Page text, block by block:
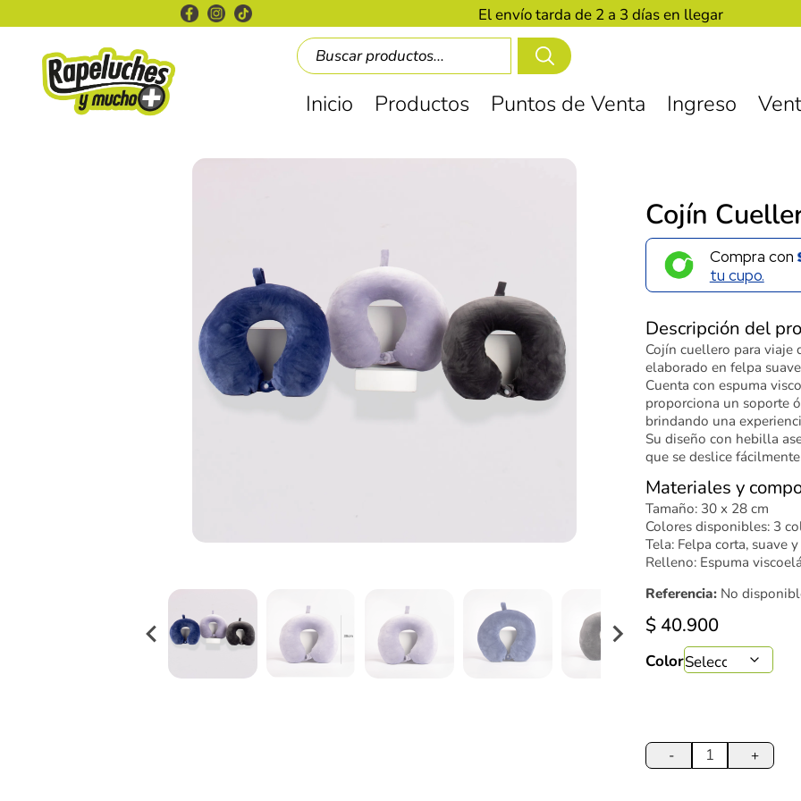
El envío tarda de 2 a 3 días en llegar
Inicio Productos Puntos de Venta Ingreso
Cojín
Compra con
tu cupo.
Descripción del
Cojín cuellero para viaje
elaborado en felpa
Cuenta con espuma
proporciona un soporte
brindando una
Su diseño con hebilla
que se deslice
Materiales y
Tamaño: 30 x 28 cm
Colores disponibles: 3
Tela: Felpa corta, suave
Relleno: Espuma
Referencia: No
$ 40.900
Color
-
Cuellero
30
+